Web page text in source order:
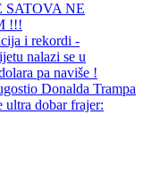
SATOVA NE
!!!
i rekordi -
nalazi se u
pa naviše !
Donalda Trampa
dobar frajer: